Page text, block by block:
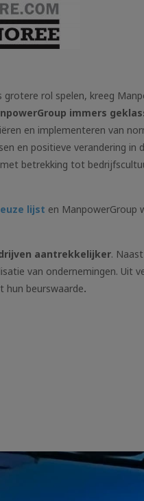
rol spelen, kreeg
immers
en implementeren van
en positieve verandering in
betrekking tot
lijst en ManpowerGroup
aantrekkelijker.
van ondernemingen. Uit
hun beurswaarde.